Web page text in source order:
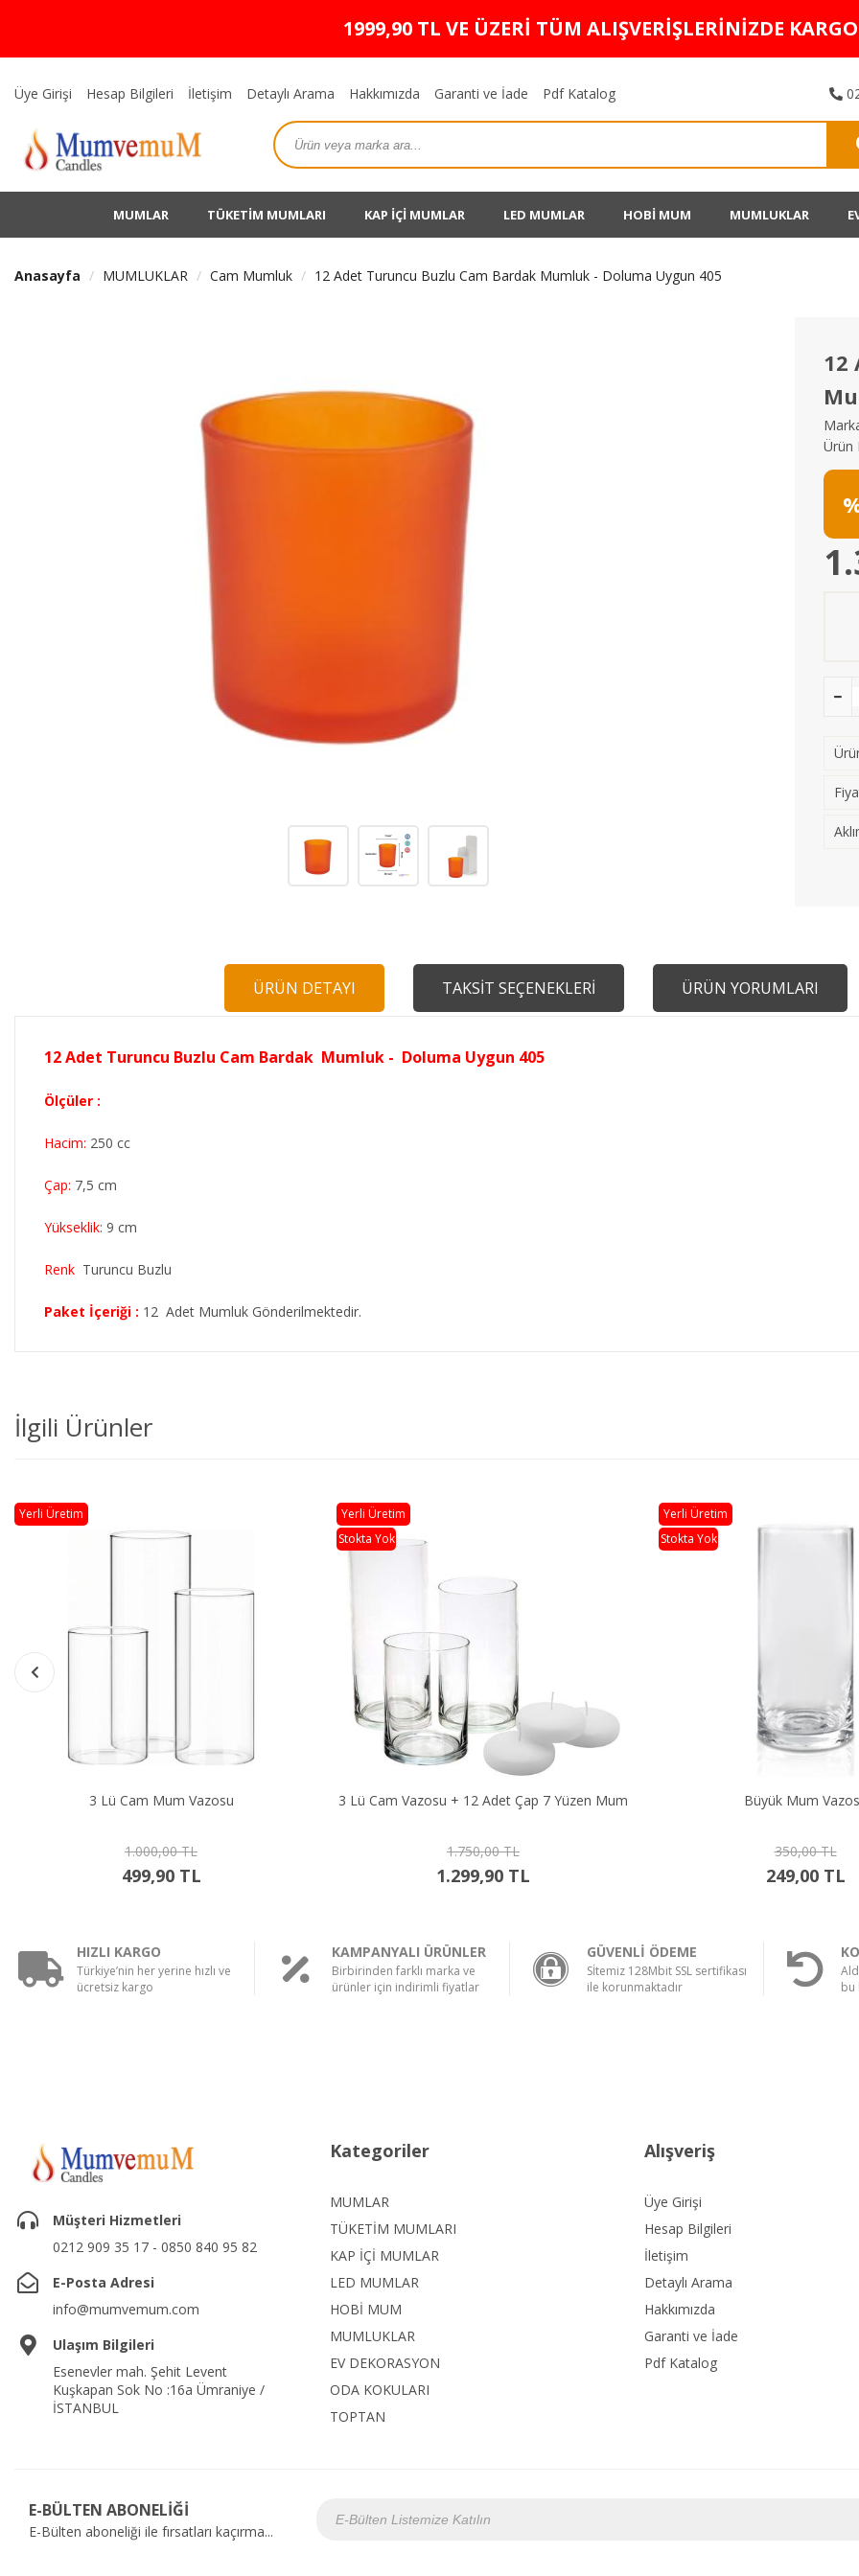
1999,90 TL VE ÜZERİ TÜM ALIŞVERİŞLERİNİZDE
Üye Girişi Hesap Bilgileri İletişim Detaylı Arama Hakkımızda Garanti ve İade Pdf Katalog
MUMLAR TÜKETİM MUMLARI KAP İÇİ MUMLAR LED MUMLAR HOBİ MUM MUMLUKLAR
Anasayfa MUMLUKLAR Cam Mumluk 12 Adet Turuncu Buzlu Cam Bardak Mumluk - Doluma Uygun 405
12
Ürün
ÜRÜN DETAYI TAKSİT SEÇENEKLERİ ÜRÜN YORUMLARI
12 Adet Turuncu Buzlu Cam Bardak Mumluk - Doluma Uygun 405
Ölçüler :
Hacim: 250 cc
Çap: 7,5 cm
Yükseklik: 9 cm
Renk Turuncu Buzlu
Paket İçeriği : 12 Adet Mumluk Gönderilmektedir.
İlgili Ürünler
3 Lü Cam Mum Vazosu
1.000,00 TL
499,90 TL
Yerli Üretim
3 Lü Cam Vazosu + 12 Adet Çap 7 Yüzen Mum
1.750,00 TL
1.299,90 TL
Yerli Üretim
Stokta Yok
Büyük Mum
350,00 TL
249,00 TL
Yerli Üretim
Stokta Yok
HIZLI KARGO
Türkiye’nin her yerine hızlı ve
ücretsiz kargo
KAMPANYALI ÜRÜNLER
Birbirinden farklı marka ve
ürünler için indirimli fiyatlar
GÜVENLİ ÖDEME
Sİtemiz 128Mbit SSL sertifikası
ile korunmaktadır
bu
Müşteri Hizmetleri
0212 909 35 17 - 0850 840 95 82
E-Posta Adresi
info@mumvemum.com
Ulaşım Bilgileri
Esenevler mah. Şehit Levent
Kuşkapan Sok No :16a Ümraniye /
İSTANBUL
Kategoriler
MUMLAR
TÜKETİM MUMLARI
KAP İÇİ MUMLAR
LED MUMLAR
HOBİ MUM
MUMLUKLAR
EV DEKORASYON
ODA KOKULARI
TOPTAN
Alışveriş
Üye Girişi
Hesap Bilgileri
İletişim
Detaylı Arama
Hakkımızda
Garanti ve İade
Pdf Katalog
E-BÜLTEN ABONELİĞİ
E-Bülten aboneliği ile fırsatları kaçırma...